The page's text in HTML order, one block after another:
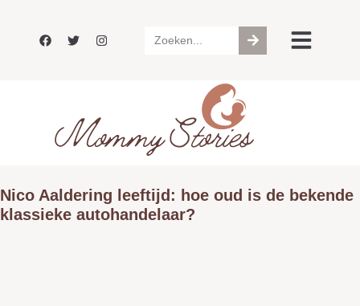
Nico Aaldering leeftijd: hoe oud is de bekende
klassieke autohandelaar?